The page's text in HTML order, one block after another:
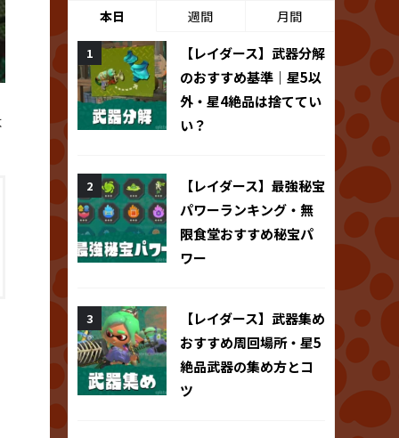
本日 週間 月間
【レイダース】武器分解
のおすすめ基準｜星5以
外・星4絶品は捨ててい
い？
【レイダース】最強秘宝
パワーランキング・無
限食堂おすすめ秘宝パ
ワー
【レイダース】武器集め
おすすめ周回場所・星5
絶品武器の集め方とコ
ツ